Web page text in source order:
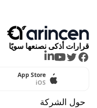
قرارات أذكى نصنعها سويًا
Facebook
Twitter
Youtube
LinkedIn
App Store
iOS
حول الشركة